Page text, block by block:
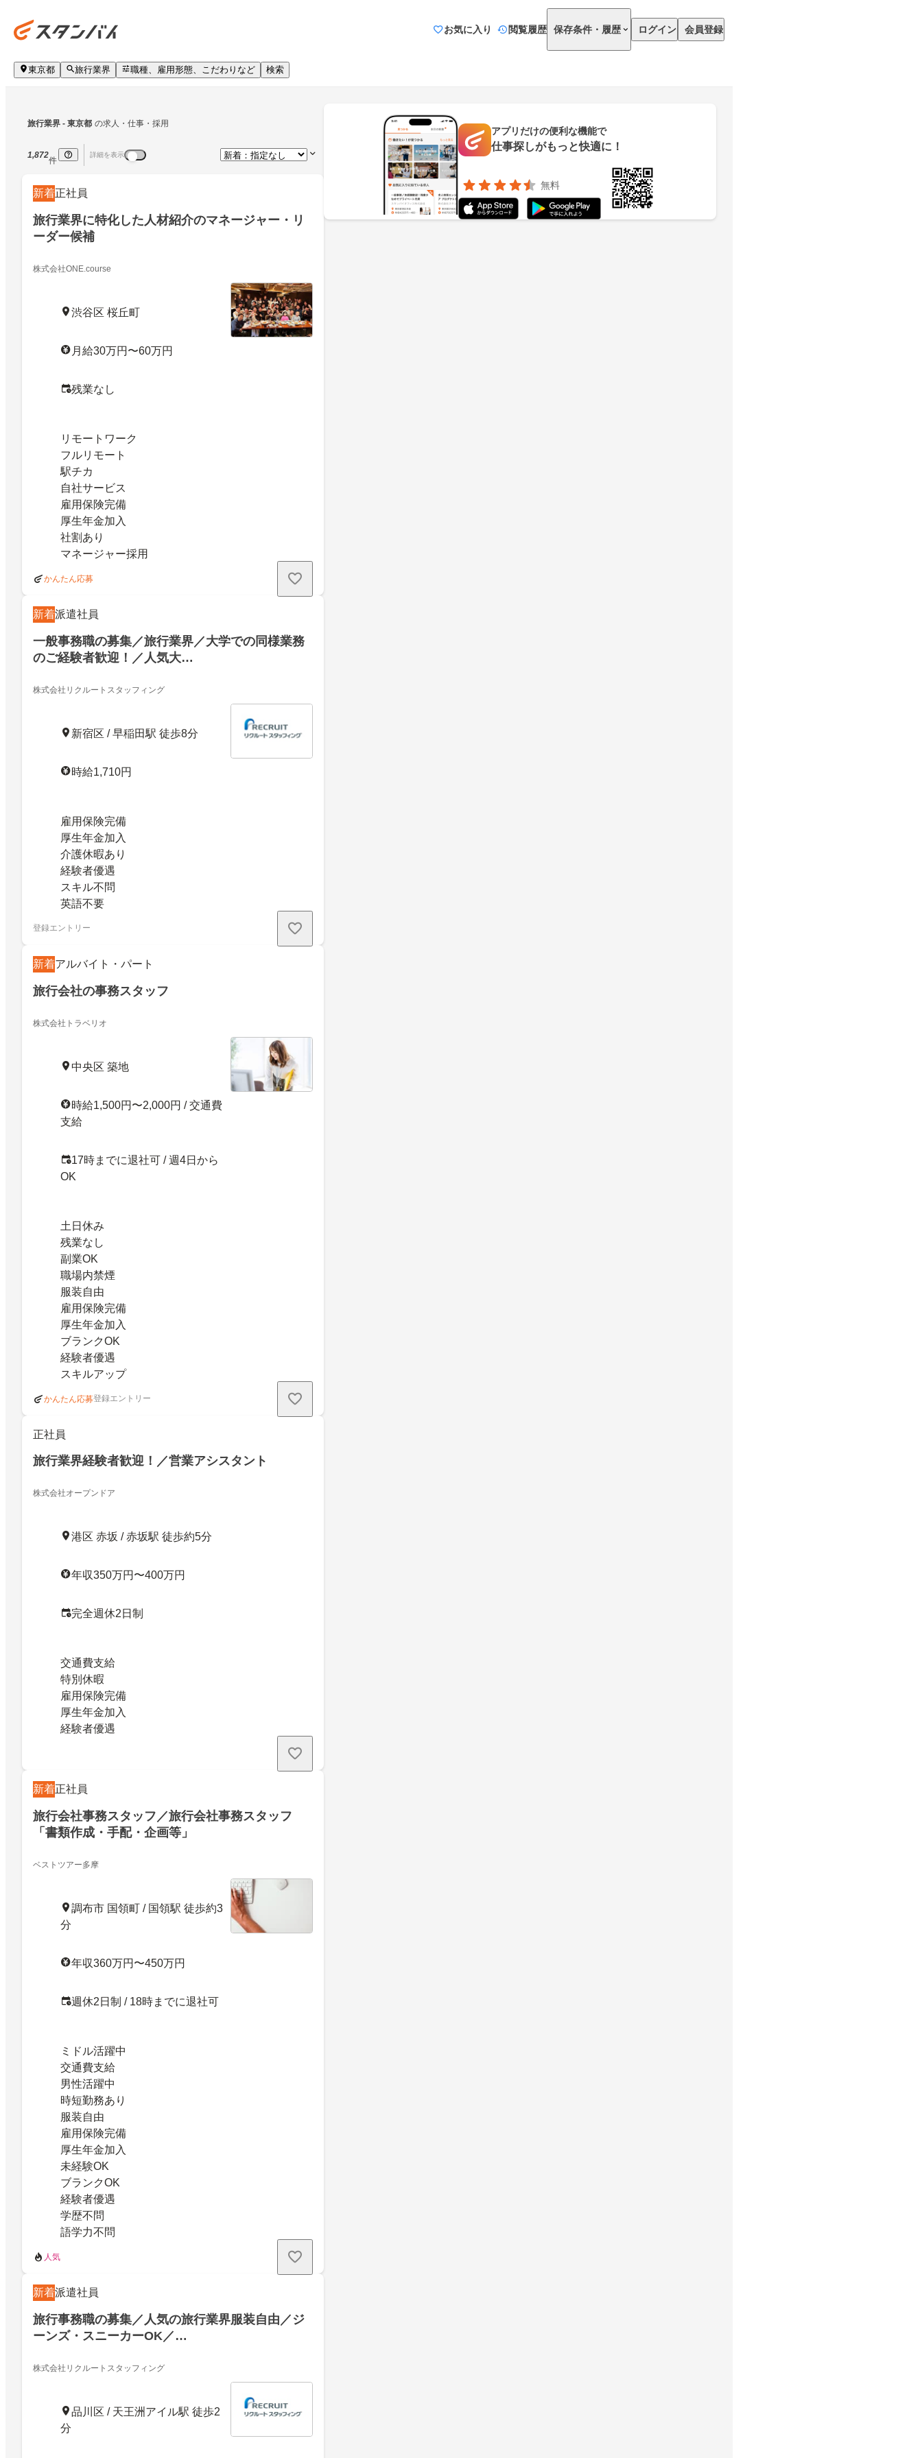
お気に入り 閲覧履歴 保存条件・履歴 ログイン 会員登録
東京都 旅行業界 職種、雇用形態、こだわりなど 検索
旅行業界 - 東京都 の求人・仕事・採用
1,872
件
詳細を表示
新着正社員
旅行業界に特化した人材紹介のマネージャー・リ
ーダー候補
株式会社ONE.course
渋谷区 桜丘町
月給30万円〜60万円
残業なし
リモートワーク
フルリモート
駅チカ
自社サービス
雇用保険完備
厚生年金加入
社割あり
マネージャー採用
かんたん応募
新着派遣社員
一般事務職の募集／旅行業界／大学での同様業務
のご経験者歓迎！／人気大…
株式会社リクルートスタッフィング
新宿区 / 早稲田駅 徒歩8分
時給1,710円
雇用保険完備
厚生年金加入
介護休暇あり
経験者優遇
スキル不問
英語不要
登録エントリー
新着アルバイト・パート
旅行会社の事務スタッフ
株式会社トラベリオ
中央区 築地
時給1,500円〜2,000円 / 交通費
支給
17時までに退社可 / 週4日から
OK
土日休み
残業なし
副業OK
職場内禁煙
服装自由
雇用保険完備
厚生年金加入
ブランクOK
経験者優遇
スキルアップ
かんたん応募登録エントリー
正社員
旅行業界経験者歓迎！／営業アシスタント
株式会社オープンドア
港区 赤坂 / 赤坂駅 徒歩約5分
年収350万円〜400万円
完全週休2日制
交通費支給
特別休暇
雇用保険完備
厚生年金加入
経験者優遇
新着正社員
旅行会社事務スタッフ／旅行会社事務スタッフ
「書類作成・手配・企画等」
ベストツアー多摩
調布市 国領町 / 国領駅 徒歩約3
分
年収360万円〜450万円
週休2日制 / 18時までに退社可
ミドル活躍中
交通費支給
男性活躍中
時短勤務あり
服装自由
雇用保険完備
厚生年金加入
未経験OK
ブランクOK
経験者優遇
学歴不問
語学力不問
人気
新着派遣社員
旅行事務職の募集／人気の旅行業界服装自由／ジ
ーンズ・スニーカーOK／…
株式会社リクルートスタッフィング
品川区 / 天王洲アイル駅 徒歩2
分
アプリだけの便利な機能で
仕事探しがもっと快適に！
無料